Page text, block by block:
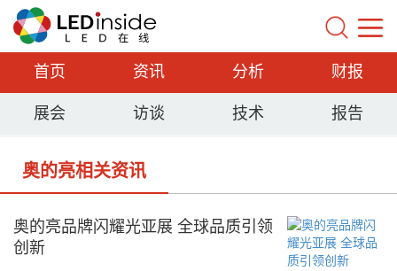
首页 资讯 分析 财报
展会 访谈 技术 报告
奥的亮相关资讯
奥的亮品牌闪耀光亚展 全球品质引领
创新